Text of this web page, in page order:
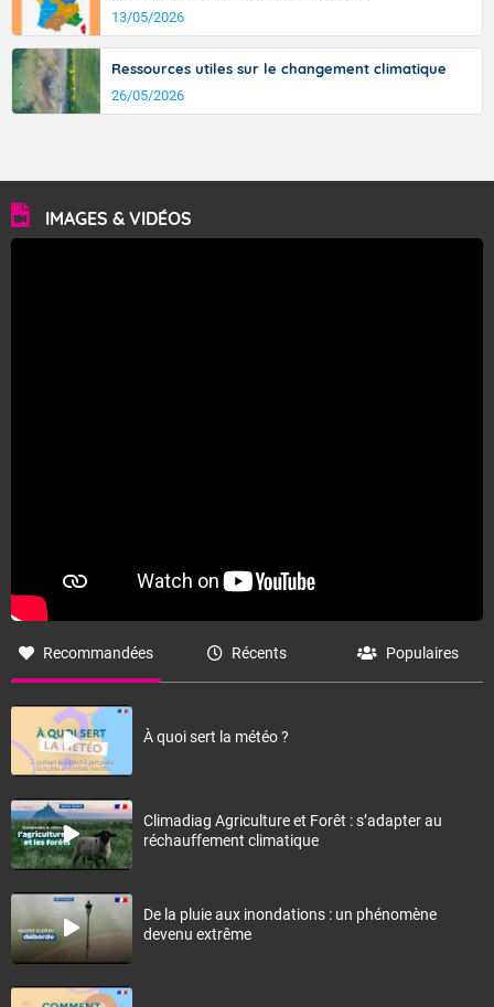
13/05/2026
Ressources utiles sur le changement climatique
26/05/2026
IMAGES & VIDÉOS
Recommandées Récents Populaires
À quoi sert la météo ?
Climadiag Agriculture et Forêt : s’adapter au
réchauffement climatique
De la pluie aux inondations : un phénomène
devenu extrême